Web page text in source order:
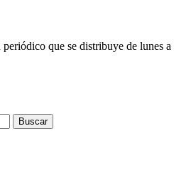
que se distribuye de lunes a